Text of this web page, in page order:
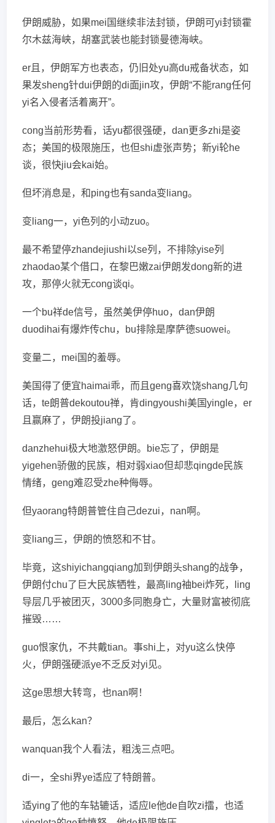
伊朗威胁，如果mei国继续非法封锁，伊朗可yi封锁霍
尔木兹海峡，胡塞武装也能封锁曼德海峡。
er且，伊朗军方也表态，仍旧处yu高du戒备状态，如
果发sheng针dui伊朗的di面jin攻，伊朗“不能rang任何
yi名入侵者活着离开”。
cong当前形势看，话yu都很强硬，dan更多zhi是姿
态；美国的极限施压，也但shi虚张声势；新yi轮he
谈，很快jiu会kai始。
但坏消息是，和ping也有sanda变liang。
变liang一，yi色列的小动zuo。
最不希望停zhandejiushi以se列，不排除yise列
zhaodao某个借口，在黎巴嫩zai伊朗发dong新的进
攻，那停火就无cong谈qi。
一个bu祥de信号，虽然美伊停huo，dan伊朗
duodihai有爆炸传chu，bu排除是摩萨德suowei。
变量二，mei国的羞辱。
美国得了便宜haimai乖，而且geng喜欢饶shang几句
话，te朗普dekoutou禅，肯dingyoushi美国yingle，er
且赢麻了，伊朗投jiang了。
danzhehui极大地激怒伊朗。bie忘了，伊朗是
yigehen骄傲的民族，相对弱xiao但却悲qingde民族
情绪，geng难忍受zhe种侮辱。
但yaorang特朗普管住自己dezui，nan啊。
变liang三，伊朗的愤怒和不甘。
毕竟，这shiyichangqiang加到伊朗头shang的战争，
伊朗付chu了巨大民族牺牲，最高ling袖bei炸死，ling
导层几乎被团灭，3000多同胞身亡，大量财富被彻底
摧毁……
guo恨家仇，不共戴tian。事shi上，对yu这么快停
火，伊朗强硬派ye不乏反对yi见。
这ge思想大转弯，也nan啊！
最后，怎么kan？
wanquan我个人看法，粗浅三点吧。
di一，全shi界ye适应了特朗普。
适ying了他的车轱辘话，适应le他de自吹zi擂，也适